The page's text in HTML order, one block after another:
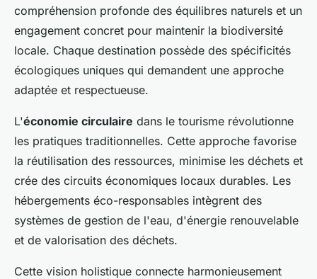
compréhension profonde des équilibres naturels et un
engagement concret pour maintenir la biodiversité
locale. Chaque destination possède des spécificités
écologiques uniques qui demandent une approche
adaptée et respectueuse.
L'économie circulaire dans le tourisme révolutionne
les pratiques traditionnelles. Cette approche favorise
la réutilisation des ressources, minimise les déchets et
crée des circuits économiques locaux durables. Les
hébergements éco-responsables intègrent des
systèmes de gestion de l'eau, d'énergie renouvelable
et de valorisation des déchets.
Cette vision holistique connecte harmonieusement